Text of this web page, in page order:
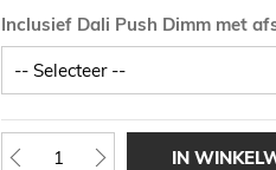
Inclusief Dali Push Dimm met
IN